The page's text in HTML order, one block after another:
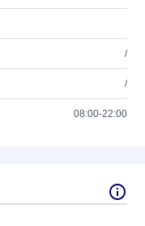
/
/
08:00-22:00